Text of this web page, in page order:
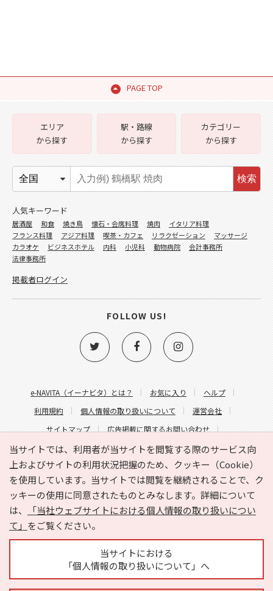
PAGE TOP
当サイトでは、利用者が当サイトを閲覧する際のサービス向
上およびサイトの利用状況把握のため、クッキー（Cookie）
を使用しています。当サイトでは閲覧を継続されることで、ク
ッキーの使用に同意されたものとみなします。詳細について
は、
「当社ウェブサイトにおける個人情報の取り扱いについ
て」 をご覧ください。
当サイトにおける
「個人情報の取り扱いについて」へ
e-NAVITA（イーナビタ）とは？ お気に入り
ヘルプ
利用規約
個人情報の取り扱いについて
運営会社
サイトマップ
広告掲載に関するお問い合わせ
サイトの内容に関するお問い合わせ
エリア
から探す
駅・路線
から探す
カテゴリー
から探す
検索
人気キーワード
居酒屋 和食 焼き鳥 懐石・会席料理 焼肉
イタリア料理
フランス料理
アジア料理 喫茶・カフェ リラクゼーション
マッサージ
カラオケ
ビジネスホテル 内科 小児科 動物病院
会計事務所
法律事務所
掲載者ログイン
FOLLOW US!
Copyright © HYOJITO.Co.,Ltd. All Rights Reserved.